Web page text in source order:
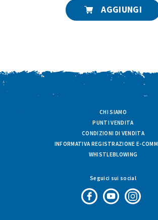
AGGIUNGI
CHI SIAMO
PUNTI VENDITA
CONDIZIONI DI VENDITA
INFORMATIVA REGISTRAZIONE E-
WHISTLEBLOWING
Seguici sui social